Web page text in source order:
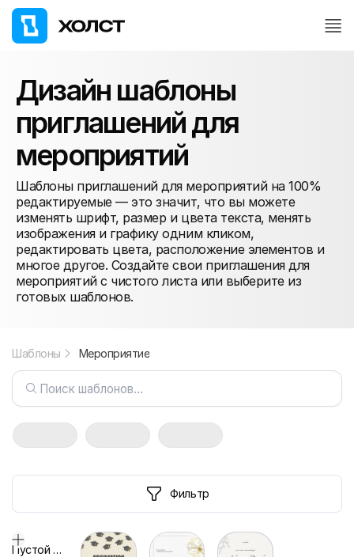
Дизайн шаблоны
приглашений для
мероприятий
Шаблоны приглашений для мероприятий на 100%
редактируемые — это значит, что вы можете
изменять шрифт, размер и цвета текста, менять
изображения и графику одним кликом,
редактировать цвета, расположение элементов и
многое другое. Создайте свои приглашения для
мероприятий с чистого листа или выберите из
готовых шаблонов.
Шаблоны Мероприятие
Фильтр
Пустой дизайн-макет